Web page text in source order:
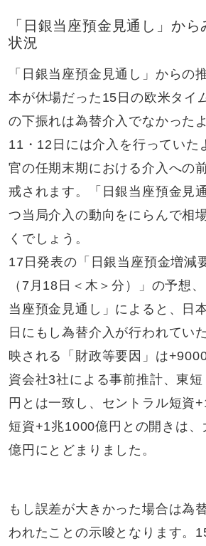
「日銀当座預金見通し」から
状況
「日銀当座預金見通し」からの
本が休場だった15日の欧米タイ
の下振れは為替介入でなかった
11・12日には介入を行っていた
官の任期末期における介入への
戒されます。「日銀当座預金見
つ当局介入の動向をにらんで相
くでしょう。
17日発表の「日銀当座預金増減
（7月18日＜木＞分）」の予想
当座預金見通し」によると、日
日にもし為替介入が行われてい
映される「財政等要因」は
資会社3社による事前推計、東
円とは一致し、セントラル短資
短資+1兆1000億円との開きは
億円にとどまりました。
もし誤差が大きかった場合は為
われたことの示唆となります。